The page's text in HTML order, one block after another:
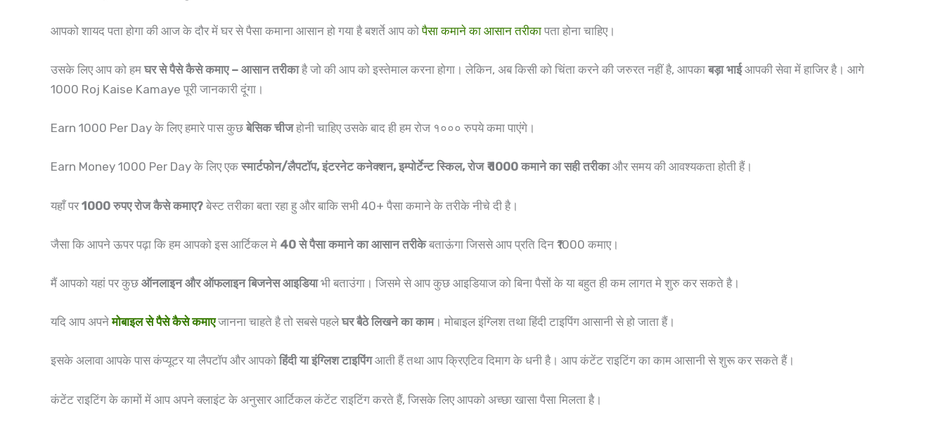
आपको शायद पता होगा की आज के दौर में घर से पैसा कमाना आसान हो गया है बशर्ते आप कोपैसा कमाने का आसान तरीका पता होना चाहिए।
उसके लिए आप को हम घर से पैसे कैसे कमाए – आसान तरीकाहै जो की आप को इस्तेमाल करना होगा। लेकिन, अब किसी को चिंता करने की जरुरत नहीं है, आपका बड़ा भाईआपकी सेवा में हाजिर है। आगे
1000 Roj Kaise Kamaye पूरी जानकारी दूंगा।
Earn 1000 Per Day के लिए हमारे पास कुछ बेसिक चीजहोनी चाहिए उसके बाद ही हम रोज १००० रुपये कमा पाएंगे।
Earn Money 1000 Per Day के लिए एक स्मार्टफोन/लैपटॉप, इंटरनेट कनेक्शन, इम्पोर्टेन्ट स्किल, रोज ₹ 1000 कमाने का सही तरीकाऔर समय की आवश्यकता होती हैं।
यहाँ पर1000 रुपए रोज कैसे कमाए? बेस्ट तरीका बता रहा हु और बाकि सभी 40+ पैसा कमाने के तरीके नीचे दी है।
जैसा कि आपने ऊपर पढ़ा कि हम आपको इस आर्टिकल मे 40 से पैसा कमाने का आसान तरीकेबताऊंगा जिससे आप प्रति दिन ₹1000 कमाए।
मैं आपको यहां पर कुछ ऑनलाइन और ऑफलाइन बिजनेस आइडियाभी बताउंगा। जिसमे से आप कुछ आइडियाज को बिना पैसों के या बहुत ही कम लागत मे शुरु कर सकते है।
यदि आप अपनेमोबाइल से पैसे कैसे कमाएजानना चाहते है तो सबसे पहलेघर बैठे लिखने का काम। मोबाइल इंग्लिश तथा हिंदी टाइपिंग आसानी से हो जाता हैं।
इसके अलावा आपके पास कंप्यूटर या लैपटॉप और आपको हिंदी या इंग्लिश टाइपिंगआती हैं तथा आप क्रिएटिव दिमाग के धनी है। आप कंटेंट राइटिंग का काम आसानी से शुरू कर सकते हैं।
कंटेंट राइटिंग के कामों में आप अपने क्लाइंट के अनुसार आर्टिकल कंटेंट राइटिंग करते हैं, जिसके लिए आपको अच्छा खासा पैसा मिलता है।